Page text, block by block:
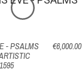
- PSALMS
€6,000.00